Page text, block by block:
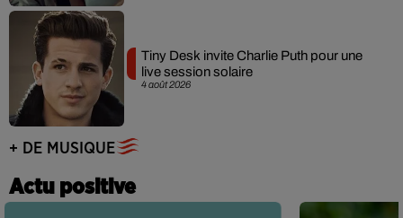
4 août 2026
Tiny Desk invite Charlie Puth pour une
live session solaire
+ DE MUSIQUE
Actu positive